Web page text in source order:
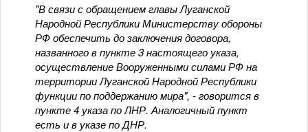
"В связи с обращением главы Луганской
Народной Республики Министерству обороны
РФ обеспечить до заключения договора,
названного в пункте 3 настоящего указа,
осуществление Вооруженными силами РФ на
территории Луганской Народной Республики
функции по поддержанию мира", - говорится в
пункте 4 указа по ЛНР. Аналогичный пункт
есть и в указе по ДНР.